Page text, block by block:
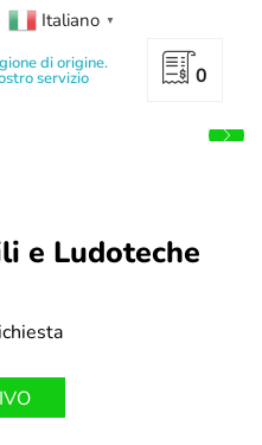
Italiano ▼
di origine.
servizio 0
e Ludoteche